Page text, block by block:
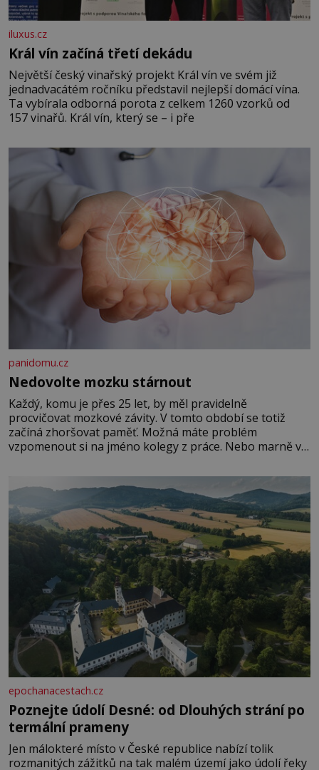
iluxus.cz
Král vín začíná třetí dekádu
Největší český vinařský projekt Král vín ve svém již
jednadvacátém ročníku představil nejlepší domácí vína.
Ta vybírala odborná porota z celkem 1260 vzorků od
157 vinařů. Král vín, který se – i pře
panidomu.cz
Nedovolte mozku stárnout
Každý, komu je přes 25 let, by měl pravidelně
procvičovat mozkové závity. V tomto období se totiž
začíná zhoršovat paměť. Možná máte problém
vzpomenout si na jméno kolegy z práce. Nebo marně v
Je to opravdu tak, s věkem jako kdyby se paměť
rozhodla stávkovat. Cvičte
epochanacestach.cz
Poznejte údolí Desné: od Dlouhých strání po
termální prameny
Jen málokteré místo v České republice nabízí tolik
rozmanitých zážitků na tak malém území jako údolí řeky